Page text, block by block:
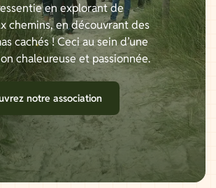
en explorant de
chemins, en découvrant des
cachés ! Ceci au sein d’une
chaleureuse et passionnée.
notre association